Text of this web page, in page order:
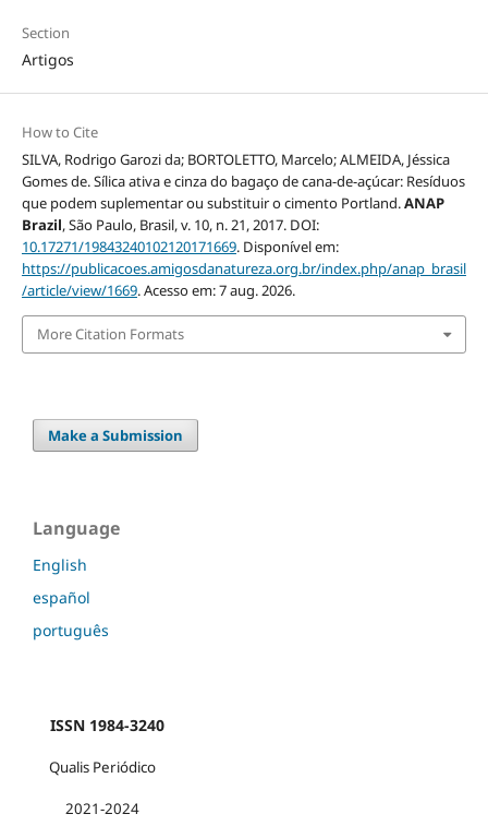
Section
Artigos
How to Cite
SILVA, Rodrigo Garozi da; BORTOLETTO, Marcelo; ALMEIDA, Jéssica
Gomes de. Sílica ativa e cinza do bagaço de cana-de-açúcar: Resíduos
que podem suplementar ou substituir o cimento Portland.ANAP
Brazil, São Paulo, Brasil, v. 10, n. 21, 2017. DOI:
10.17271/19843240102120171669. Disponível em:
https://publicacoes.amigosdanatureza.org.br/index.php/anap_brasil
/article/view/1669. Acesso em: 7 aug. 2026.
More Citation Formats
Make a Submission
Language
English
español
português
ISSN 1984-3240
Qualis Periódico
2021-2024